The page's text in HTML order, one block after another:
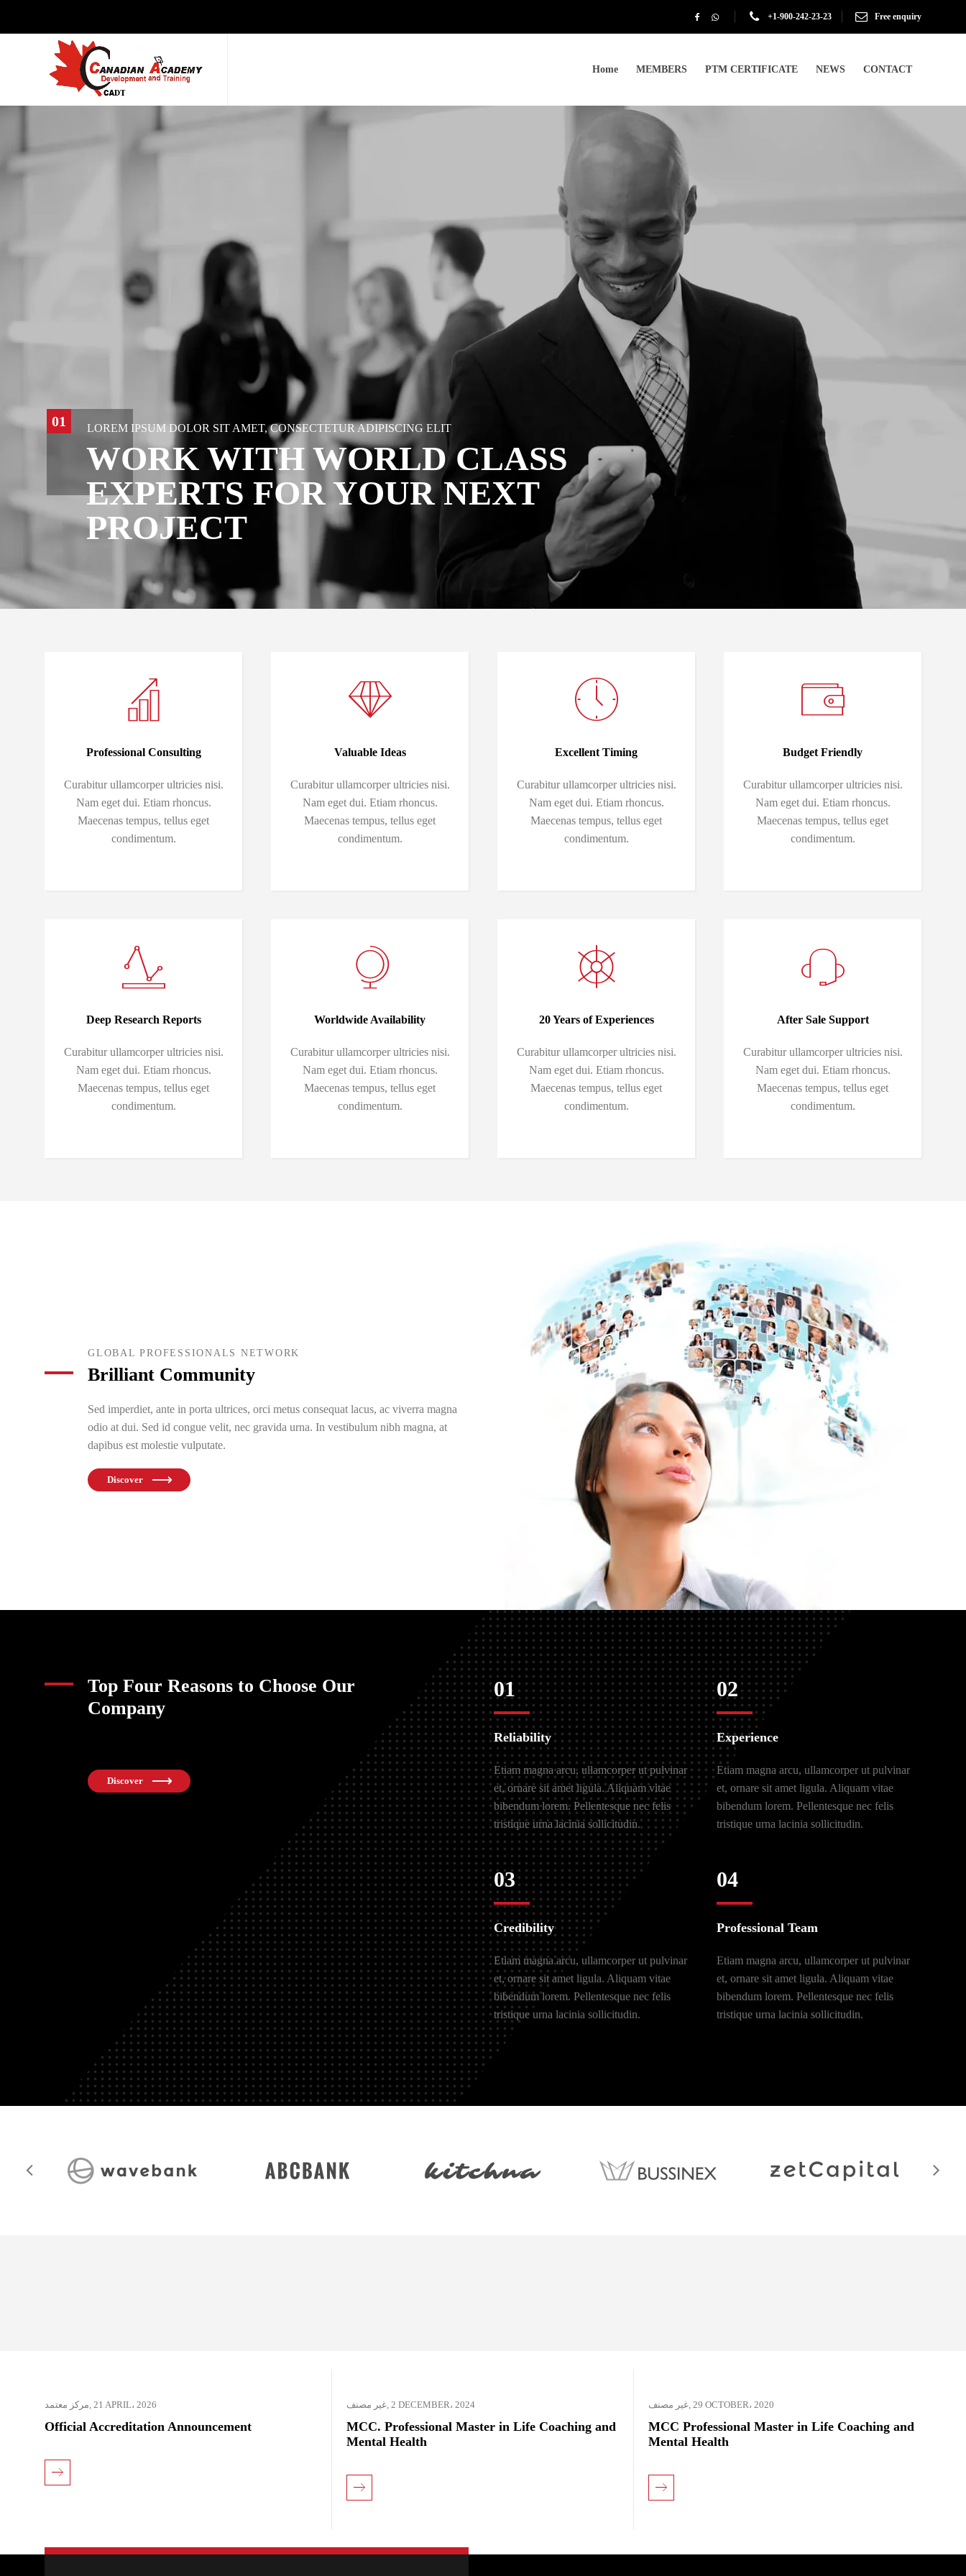
+1-900-242-23-23 Free enquiry
Home MEMBERS PTM CERTIFICATE NEWS CONTACT
Professional Consulting
Curabitur ullamcorper ultricies nisi.
Nam eget dui. Etiam rhoncus.
Maecenas tempus, tellus eget
condimentum.
Valuable Ideas
Curabitur ullamcorper ultricies nisi.
Nam eget dui. Etiam rhoncus.
Maecenas tempus, tellus eget
condimentum.
Excellent Timing
Curabitur ullamcorper ultricies nisi.
Nam eget dui. Etiam rhoncus.
Maecenas tempus, tellus eget
condimentum.
Budget Friendly
Curabitur ullamcorper ultricies nisi.
Nam eget dui. Etiam rhoncus.
Maecenas tempus, tellus eget
condimentum.
Deep Research Reports
Curabitur ullamcorper ultricies nisi.
Nam eget dui. Etiam rhoncus.
Maecenas tempus, tellus eget
condimentum.
Worldwide Availability
Curabitur ullamcorper ultricies nisi.
Nam eget dui. Etiam rhoncus.
Maecenas tempus, tellus eget
condimentum.
20 Years of Experiences
Curabitur ullamcorper ultricies nisi.
Nam eget dui. Etiam rhoncus.
Maecenas tempus, tellus eget
condimentum.
After Sale Support
Curabitur ullamcorper ultricies nisi.
Nam eget dui. Etiam rhoncus.
Maecenas tempus, tellus eget
condimentum.
GLOBAL PROFESSIONALS NETWORK
Brilliant Community
Sed imperdiet, ante in porta ultrices, orci metus consequat lacus, ac viverra magna
odio at dui. Sed id congue velit, nec gravida urna. In vestibulum nibh magna, at
dapibus est molestie vulputate.
Discover
Top Four Reasons to Choose Our
Company
Discover
01
Reliability
Etiam magna arcu, ullamcorper ut pulvinar
et, ornare sit amet ligula. Aliquam vitae
bibendum lorem. Pellentesque nec felis
tristique urna lacinia sollicitudin.
02
Experience
Etiam magna arcu, ullamcorper ut pulvinar
et, ornare sit amet ligula. Aliquam vitae
bibendum lorem. Pellentesque nec felis
tristique urna lacinia sollicitudin.
03
Credibility
Etiam magna arcu, ullamcorper ut pulvinar
et, ornare sit amet ligula. Aliquam vitae
bibendum lorem. Pellentesque nec felis
tristique urna lacinia sollicitudin.
04
Professional Team
Etiam magna arcu, ullamcorper ut pulvinar
et, ornare sit amet ligula. Aliquam vitae
bibendum lorem. Pellentesque nec felis
tristique urna lacinia sollicitudin.
مركز معتمد 21 APRIL، 2026
Official Accreditation Announcement
غير مصنف, 2 DECEMBER، 2024
MCC. Professional Master in Life Coaching and
Mental Health
غير مصنف, 29 OCTOBER، 2020
MCC Professional Master in Life Coaching and
Mental Health